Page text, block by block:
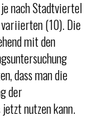
nach Stadtviertel
(10). Die
mit den
dass man die
der
nutzen kann.